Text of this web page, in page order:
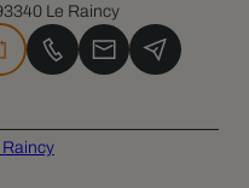
Le Raincy